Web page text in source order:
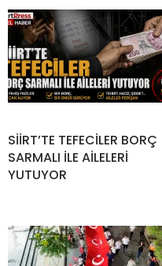
SİİRT’TE TEFECİLER BORÇ
SARMALI İLE AİLELERİ
YUTUYOR